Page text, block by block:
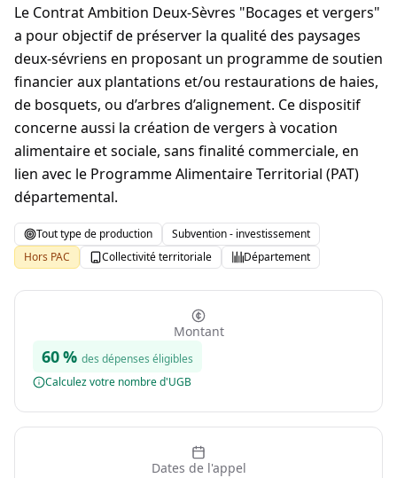
Le Contrat Ambition Deux-Sèvres "Bocages et vergers"
a pour objectif de préserver la qualité des paysages
deux-sévriens en proposant un programme de soutien
financier aux plantations et/ou restaurations de haies,
de bosquets, ou d’arbres d’alignement. Ce dispositif
concerne aussi la création de vergers à vocation
alimentaire et sociale, sans finalité commerciale, en
lien avec le Programme Alimentaire Territorial (PAT)
départemental.
Tout type de production
Subvention - investissement
Hors PAC
Collectivité territoriale Département
Montant
60 % des dépenses éligibles
Calculez votre nombre d'UGB
Dates de l'appel